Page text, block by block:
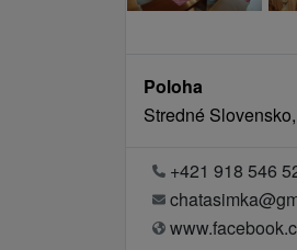
Poloha
Stredné
+421 918 546